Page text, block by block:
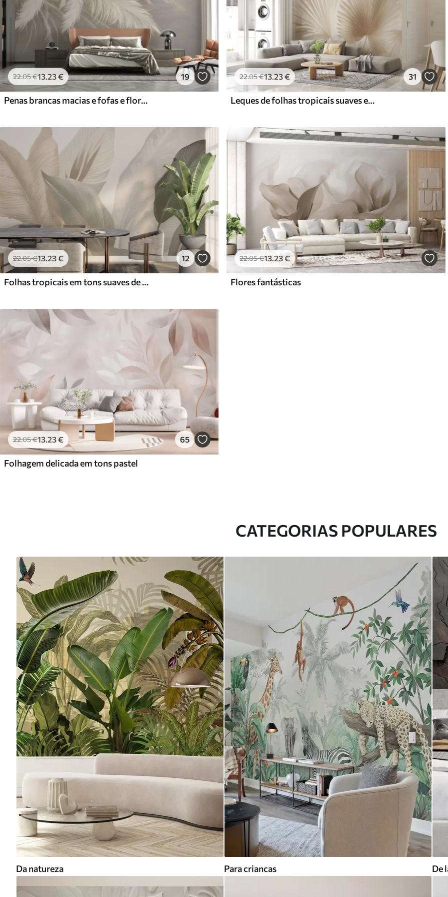
22.05€13.23€ 19
Penas brancas macias e fofas e flores secas sobre um fundo bege pastel neutro
22.05€13.23€ 31
Leques de folhas tropicais suaves em tons de bege claro e azulado
22.05€13 .23€ 12
Folhas tropicais em tons suaves de bege e verde, com um efeito de aguarela e transições de cor suaves
22.05€13 .23€
Flores fantásticas
22.05€13.23€ 65
Folhagem delicada em tons pastel
CATEGORIAS POPULARES
Da natureza Para criancas De